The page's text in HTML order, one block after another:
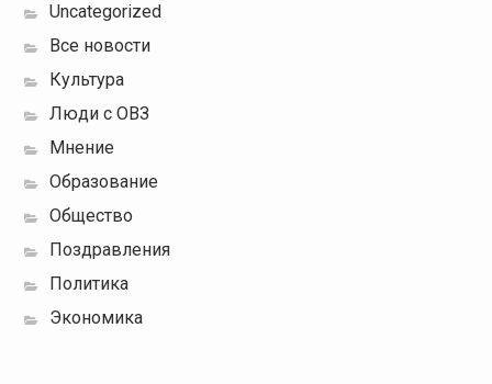
Uncategorized
Все новости
Культура
Люди с ОВЗ
Мнение
Образование
Общество
Поздравления
Политика
Экономика